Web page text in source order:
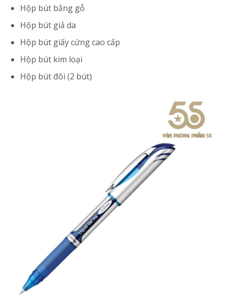
Hộp bút bằng gỗ
Hộp bút giả da
Hộp bút giấy cứng cao cấp
Hộp bút kim loại
Hộp bút đôi (2 bút)